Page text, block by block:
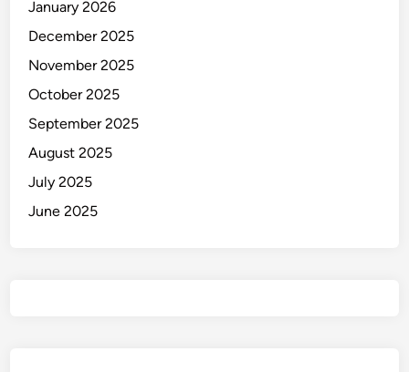
January 2026
December 2025
November 2025
October 2025
September 2025
August 2025
July 2025
June 2025